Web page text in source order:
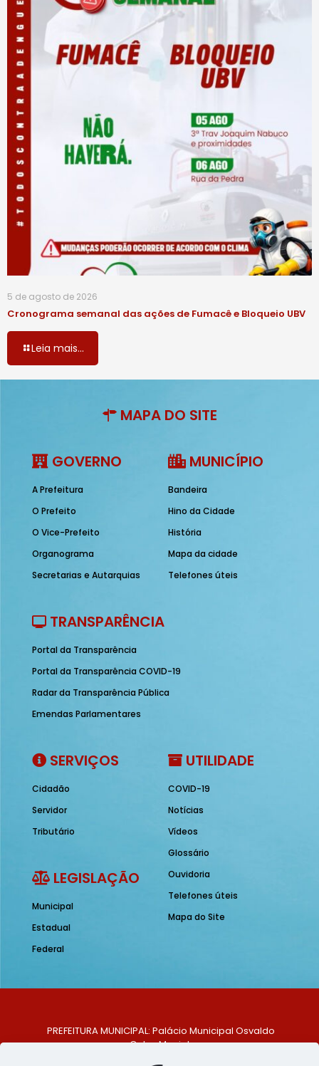
5 de agosto de 2026
Cronograma semanal das ações de Fumacê e Bloqueio UBV
Leia mais...
MAPA DO SITE
GOVERNO
A Prefeitura
O Prefeito
O Vice-Prefeito
Organograma
Secretarias e Autarquias
MUNICÍPIO
Bandeira
Hino da Cidade
História
Mapa da cidade
Telefones úteis
TRANSPARÊNCIA
Portal da Transparência
Portal da Transparência COVID-19
Radar da Transparência Pública
Emendas Parlamentares
SERVIÇOS
Cidadão
Servidor
Tributário
LEGISLAÇÃO
Municipal
Estadual
Federal
UTILIDADE
COVID-19
Notícias
Vídeos
Glossário
Ouvidoria
Telefones úteis
Mapa do Site
PREFEITURA MUNICIPAL: Palácio Municipal Osvaldo
Celso Maciel